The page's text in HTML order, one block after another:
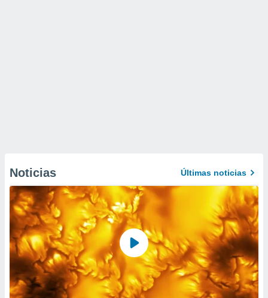
Noticias Últimas noticias